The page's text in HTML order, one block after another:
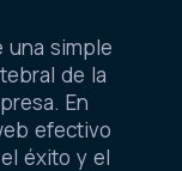
una simple
de la
En
efectivo
éxito y el